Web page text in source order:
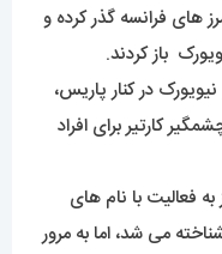
های فرانسه گذر کرده و
باز کردند.
در کنار پاریس،
کارتیر برای افراد
به فعالیت با نام های
می شد، اما به مرور